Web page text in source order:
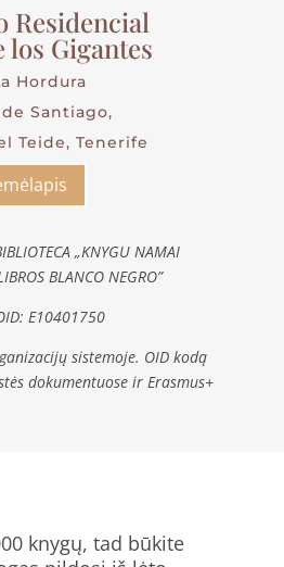
Residencial
los Gigantes
Hordura
Santiago,
Teide, Tenerife
„KNYGU NAMAI
BLANCO NEGRO”
E10401750
sistemoje. OID kodą
dokumentuose ir Erasmus+
knygų, tad būkite